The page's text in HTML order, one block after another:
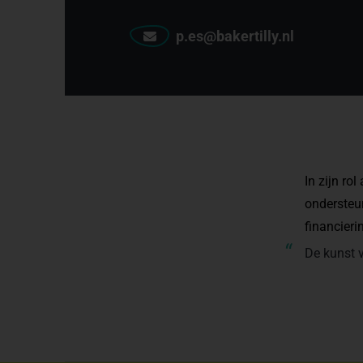
p.es@bakertilly.nl
In zijn rol
“ De kunst